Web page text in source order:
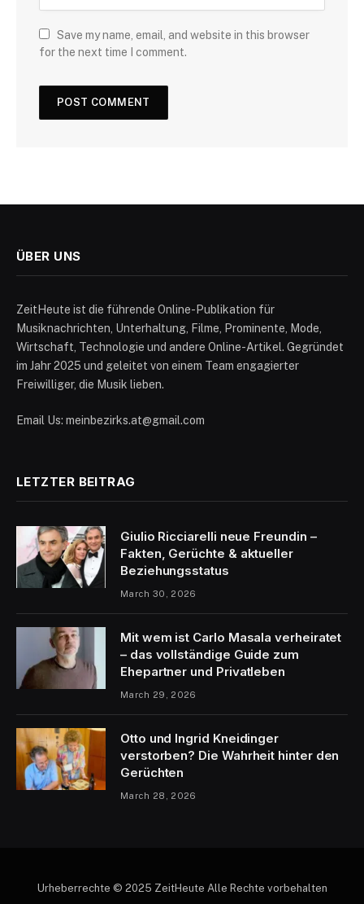
Save my name, email, and website in this browser
for the next time I comment.
ÜBER UNS
ZeitHeute ist die führende Online-Publikation für
Musiknachrichten, Unterhaltung, Filme, Prominente, Mode,
Wirtschaft, Technologie und andere Online-Artikel. Gegründet
im Jahr 2025 und geleitet von einem Team engagierter
Freiwilliger, die Musik lieben.
Email Us: meinbezirks.at@gmail.com
LETZTER BEITRAG
Giulio Ricciarelli neue Freundin –
Fakten, Gerüchte & aktueller
Beziehungsstatus
March 30, 2026
Mit wem ist Carlo Masala verheiratet
– das vollständige Guide zum
Ehepartner und Privatleben
March 29, 2026
Otto und Ingrid Kneidinger
verstorben? Die Wahrheit hinter den
Gerüchten
March 28, 2026
Urheberrechte © 2025 ZeitHeute Alle Rechte vorbehalten